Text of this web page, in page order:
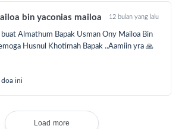
harapan mereka untuk memiliki
layak. Setiap rupiah yang Anda
akan menjadi amal jariyah yang
mengalir. Donasi sekarang dan bantu
ini agar lebih banyak orang
Terima kasih atas
Anda. Semoga Allah
bin yaconias mailoa 12 bulan yang lalu
Almathum Bapak Usman Ony Mailoa Bin
Husnul Khotimah Bapak ..Aamiin yra 🙏
ini
Load more